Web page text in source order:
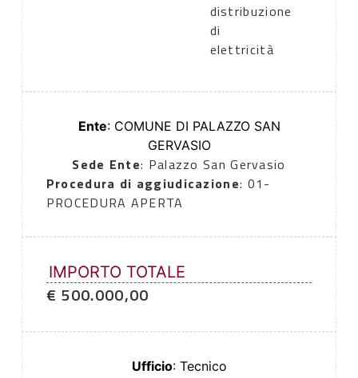
distribuzione
di
elettricità
Ente: COMUNE DI PALAZZO SAN
GERVASIO
Sede Ente: Palazzo San Gervasio
Procedura di aggiudicazione: 01-
PROCEDURA APERTA
IMPORTO TOTALE
€ 500.000,00
Ufficio: Tecnico